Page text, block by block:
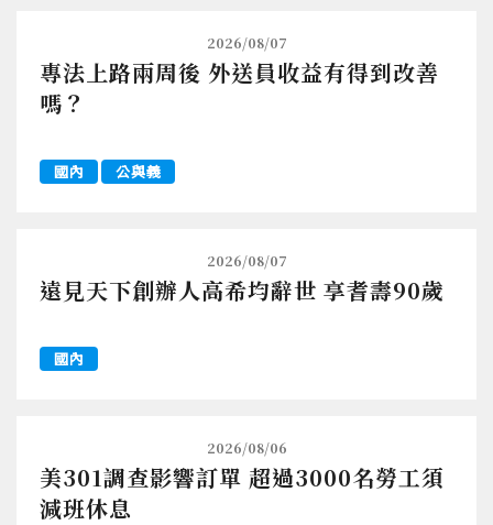
2026/08/07
專法上路兩周後 外送員收益有得到改善
嗎？
國內 公與義
2026/08/07
遠見天下創辦人高希均辭世 享耆壽90歲
國內
2026/08/06
美301調查影響訂單 超過3000名勞工須
減班休息